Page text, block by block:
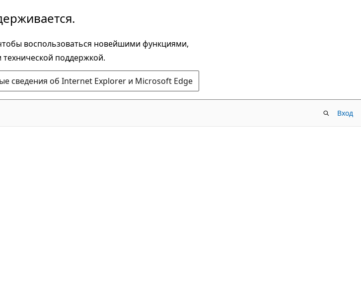
воспользоваться новейшими функциями,
поддержкой.
сведения об Internet Explorer и Microsoft Edge
Вход